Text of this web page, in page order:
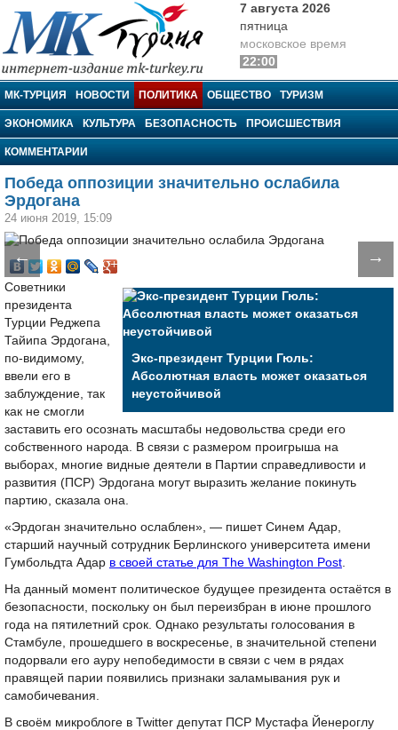
МК-Турция
7 августа 2026
пятница
московское время
22:00
МК-ТУРЦИЯ НОВОСТИ ПОЛИТИКА ОБЩЕСТВО ТУРИЗМ
ЭКОНОМИКА КУЛЬТУРА БЕЗОПАСНОСТЬ ПРОИСШЕСТВИЯ
КОММЕНТАРИИ
Победа оппозиции значительно ослабила
Эрдогана
24 июня 2019, 15:09
← →
Экс-президент Турции Гюль:
Абсолютная власть может оказаться
неустойчивой
Советники
президента
Турции Реджепа
Тайипа Эрдогана,
по-видимому,
ввели его в
заблуждение, так
как не смогли
заставить его осознать масштабы недовольства среди его
собственного народа. В связи с размером проигрыша на
выборах, многие видные деятели в Партии справедливости и
развития (ПСР) Эрдогана могут выразить желание покинуть
партию, сказала она.
«Эрдоган значительно ослаблен», — пишет Синем Адар,
старший научный сотрудник Берлинского университета имени
Гумбольдта Адар в своей статье для The Washington Post.
На данный момент политическое будущее президента остаётся в
безопасности, поскольку он был переизбран в июне прошлого
года на пятилетний срок. Однако результаты голосования в
Стамбуле, прошедшего в воскресенье, в значительной степени
подорвали его ауру непобедимости в связи с чем в рядах
правящей парии появились признаки заламывания рук и
самобичевания.
В своём микроблоге в Twitter депутат ПСР Мустафа Йенероглу